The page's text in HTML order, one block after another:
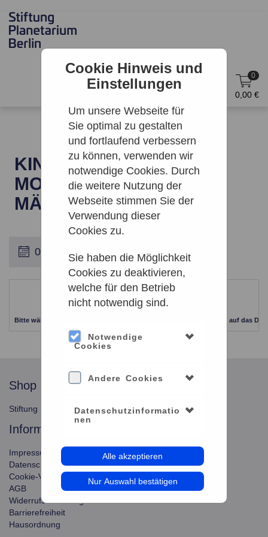
Cookie Hinweis und
Einstellungen
Um unsere Webseite für
Sie optimal zu gestalten
und fortlaufend verbessern
zu können, verwenden wir
notwendige Cookies. Durch
die weitere Nutzung der
Webseite stimmen Sie der
Verwendung dieser
Cookies zu.
Sie haben die Möglichkeit
Cookies zu deaktivieren,
welche für den Betrieb
nicht notwendig sind.
Notwendige
Cookies
Andere Cookies
Datenschutzinformatio
nen
Alle akzeptieren
Nur Auswahl bestätigen
0
0,00 €
KINO: KINDERFILM DES
MONATS: DER FALL
MÄUSERICH
Bitte wählen Sie einen anderen Zeitraum aus. Klicken Sie Bitte dazu auf das
shop
Stiftung Planetarium Berlin
service
Konto verwalten
information
Impressum
Datenschutz
Cookie-Verwendung
AGB
Widerrufsbelehrung
Barrierefreiheit
Hausordnung